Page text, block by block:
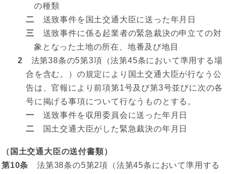
の種類
二 送致事件を国土交通大臣に送った年月日
三
送致事件に係る起業者の緊急裁決の申立ての対
象となった土地の所在、地番及び地目
2 法第38条の5第3項（法第45条において準用する場
合を含む。）の規定により国土交通大臣が行なう公
告は、官報により前項第1号及び第3号並びに次の各
号に掲げる事項について行なうものとする。
一 送致事件を収用委員会に送った年月日
二 国土交通大臣がした緊急裁決の年月日
（国土交通大臣の送付書類）
第10条 法第38条の5第2項（法第45条において準用する